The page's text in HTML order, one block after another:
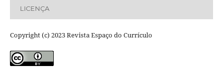
LICENÇA
Copyright (c) 2023 Revista Espaço do Currículo